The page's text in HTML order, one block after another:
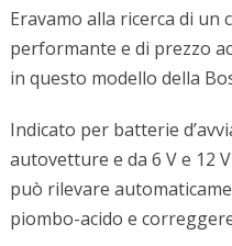
Eravamo alla ricerca di un
performante e di prezzo
in questo modello della
Indicato per batterie
autovetture e da 6 V e 12
può rilevare
piombo-acido e